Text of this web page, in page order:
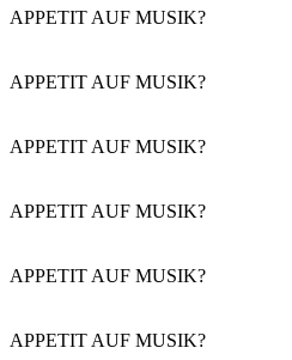
APPETIT AUF MUSIK?
APPETIT AUF MUSIK?
APPETIT AUF MUSIK?
APPETIT AUF MUSIK?
APPETIT AUF MUSIK?
APPETIT AUF MUSIK?